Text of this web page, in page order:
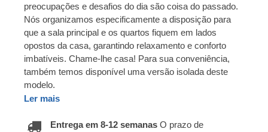
preocupações e desafios do dia são coisa do passado.
Nós organizamos especificamente a disposição para
que a sala principal e os quartos fiquem em lados
opostos da casa, garantindo relaxamento e conforto
imbatíveis. Chame-lhe casa! Para sua conveniência,
também temos disponível uma versão isolada deste
modelo.
Ler mais
Entrega em 8-12 semanas O prazo de